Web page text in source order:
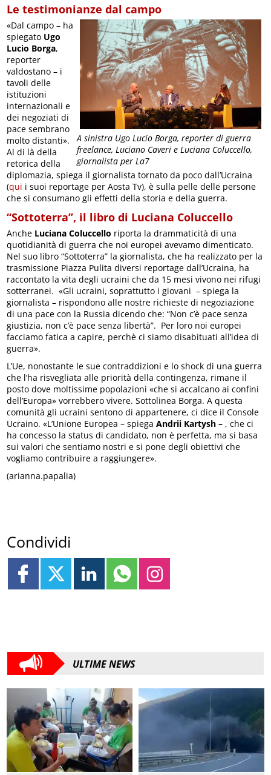
Le testimonianze dal campo
A sinistra Ugo Lucio Borga, reporter di guerra
freelance, Luciano Caveri e Luciana Coluccello,
giornalista per La7
«Dal campo – ha
spiegato Ugo
Lucio Borga,
reporter
valdostano – i
tavoli delle
istituzioni
internazionali e
dei negoziati di
pace sembrano
molto distanti».
Al di là della
retorica della
diplomazia, spiega il giornalista tornato da poco dall’Ucraina
(qui i suoi reportage per Aosta Tv), è sulla pelle delle persone
che si consumano gli effetti della storia e della guerra.
“Sottoterra”, il libro di Luciana Coluccello
Anche Luciana Coluccello riporta la drammaticità di una
quotidianità di guerra che noi europei avevamo dimenticato.
Nel suo libro “Sottoterra” la giornalista, che ha realizzato per la
trasmissione Piazza Pulita diversi reportage dall’Ucraina, ha
raccontato la vita degli ucraini che da 15 mesi vivono nei rifugi
sotterranei. «Gli ucraini, soprattutto i giovani – spiega la
giornalista – rispondono alle nostre richieste di negoziazione
di una pace con la Russia dicendo che: “Non c’è pace senza
giustizia, non c’è pace senza libertà”. Per loro noi europei
facciamo fatica a capire, perchè ci siamo disabituati all’idea di
guerra».
L’Ue, nonostante le sue contraddizioni e lo shock di una guerra
che l’ha risvegliata alle priorità della contingenza, rimane il
posto dove moltissime popolazioni «che si accalcano ai confini
dell’Europa» vorrebbero vivere. Sottolinea Borga. A questa
comunità gli ucraini sentono di appartenere, ci dice il Console
Ucraino. «L’Unione Europea – spiegaAndrii Kartysh – , che ci
ha concesso la status di candidato, non è perfetta, ma si basa
sui valori che sentiamo nostri e si pone degli obiettivi che
vogliamo contribuire a raggiungere».
(arianna.papalia)
Condividi
ULTIME NEWS